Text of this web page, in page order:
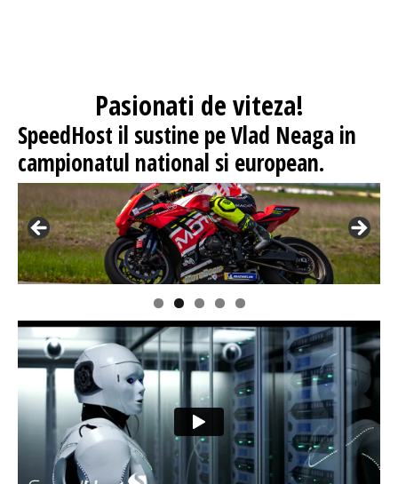
Pasionati de viteza!
SpeedHost il sustine pe Vlad Neaga in
campionatul national si european.